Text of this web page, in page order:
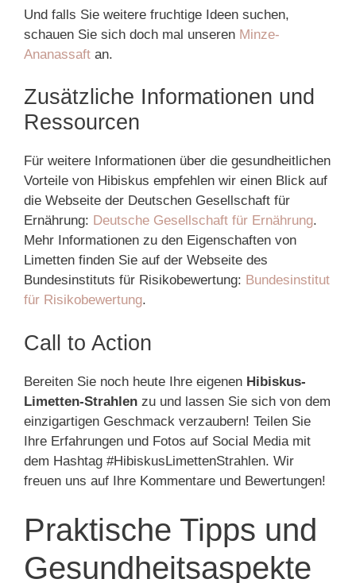
Und falls Sie weitere fruchtige Ideen suchen,
schauen Sie sich doch mal unseren Minze-
Ananassaft an.
Zusätzliche Informationen und
Ressourcen
Für weitere Informationen über die gesundheitlichen
Vorteile von Hibiskus empfehlen wir einen Blick auf
die Webseite der Deutschen Gesellschaft für
Ernährung: Deutsche Gesellschaft für Ernährung.
Mehr Informationen zu den Eigenschaften von
Limetten finden Sie auf der Webseite des
Bundesinstituts für Risikobewertung: Bundesinstitut
für Risikobewertung.
Call to Action
Bereiten Sie noch heute Ihre eigenen Hibiskus-
Limetten-Strahlen zu und lassen Sie sich von dem
einzigartigen Geschmack verzaubern! Teilen Sie
Ihre Erfahrungen und Fotos auf Social Media mit
dem Hashtag #HibiskusLimettenStrahlen. Wir
freuen uns auf Ihre Kommentare und Bewertungen!
Praktische Tipps und
Gesundheitsaspekte